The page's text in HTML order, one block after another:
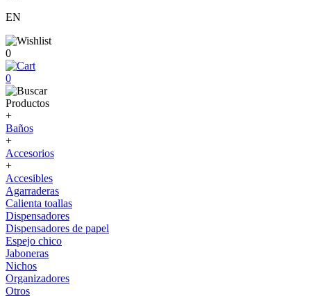
EN
0
0
Productos
+
Baños
+
Accesorios
+
Accesibles
Agarraderas
Calienta toallas
Dispensadores
Dispensadores de papel
Espejo chico
Jaboneras
Nichos
Organizadores
Otros